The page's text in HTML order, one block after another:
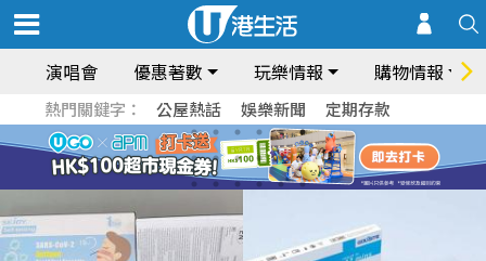
演唱會 優惠著數 玩樂情報 購物情報
熱門關鍵字： 公屋熱話 娛樂新聞 定期存款